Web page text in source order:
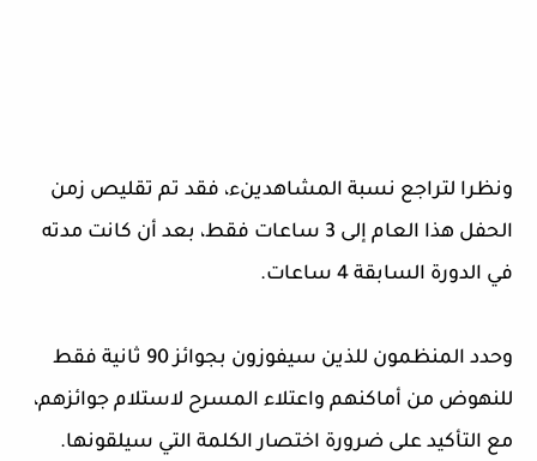
ونظرا لتراجع نسبة المشاهدينء، فقد تم تقليص زمن
الحفل هذا العام إلى 3 ساعات فقط، بعد أن كانت مدته
في الدورة السابقة 4 ساعات.
وحدد المنظمون للذين سيفوزون بجوائز 90 ثانية فقط
للنهوض من أماكنهم واعتلاء المسرح لاستلام جوائزهم،
مع التأكيد على ضرورة اختصار الكلمة التي سيلقونها.